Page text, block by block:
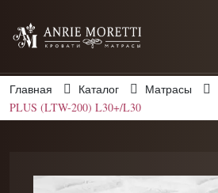
Главная Каталог Матрасы
PLUS (LTW-200) L30+/L30